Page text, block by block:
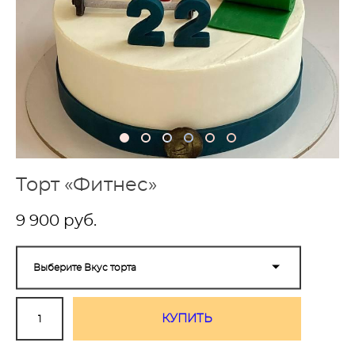
Торт «Фитнес»
9 900 pуб.
Выберите Вкус торта
КУПИТЬ